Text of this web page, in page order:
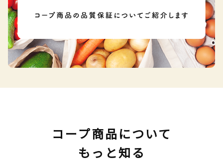
コープ商品について
もっと知る